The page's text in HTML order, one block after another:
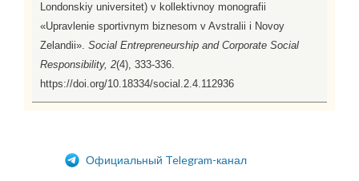
Londonskiy universitet) v kollektivnoy monografii
«Upravlenie sportivnym biznesom v Avstralii i Novoy
Zelandii». Social Entrepreneurship and Corporate Social
Responsibility, 2(4), 333-336.
https://doi.org/10.18334/social.2.4.112936
Официальный Telegram-канал